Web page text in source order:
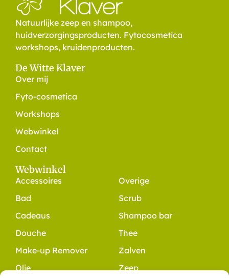
Natuurlijke zeep en shampoo,
huidverzorgingsproducten. Fytocosmetica
workshops, kruidenproducten.
De Witte Klaver
Over mij
Fyto-cosmetica
Workshops
Webwinkel
Contact
Webwinkel
Accessoires
Bad
Cadeaus
Douche
Make-up Remover
Olie
Overige
Scrub
Shampoo bar
Thee
Zalven
Zeep